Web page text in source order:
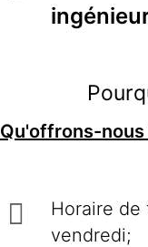
Qu'offrons-nous
Horaire de
vendredi;